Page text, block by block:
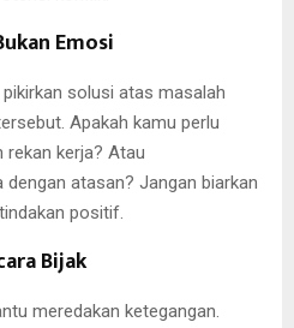
Emosi
solusi atas masalah
Apakah kamu perlu
rekan kerja? Atau
atasan? Jangan biarkan
positif.
Bijak
meredakan ketegangan.